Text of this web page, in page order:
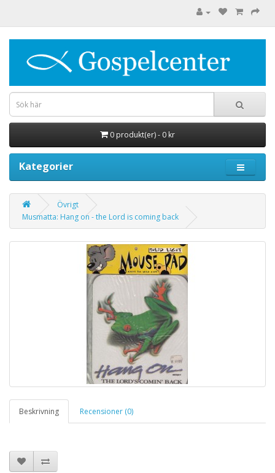
0 produkt(er) - 0 kr
Kategorier
Övrigt
Musmatta: Hang on - the Lord is coming back
Beskrivning Recensioner (0)